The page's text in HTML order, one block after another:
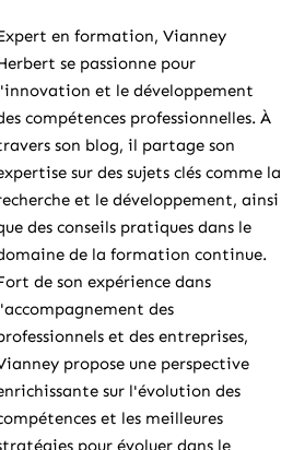
en formation, Vianney
se passionne pour
et le développement
compétences professionnelles. À
son blog, il partage son
sur des sujets clés comme la
et le développement, ainsi
des conseils pratiques dans le
de la formation continue.
de son expérience dans
des
et des entreprises,
propose une perspective
sur l'évolution des
et les meilleures
pour évoluer dans le